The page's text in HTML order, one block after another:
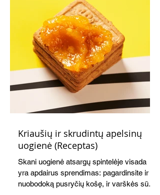
Kriaušių ir skrudintų apelsinų
uogienė (Receptas)
Skani uogienė atsargų spintelėje visada
yra apdairus sprendimas: pagardinsite ir
nuobodoką pusryčių košę, ir varškės sūrį,